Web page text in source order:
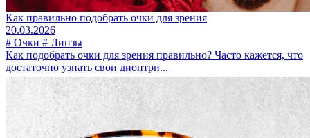
Как правильно подобрать очки для зрения
20.03.2026
# Очки # Линзы
Как подобрать очки для зрения правильно? Часто кажется, что
достаточно узнать свои диоптри...